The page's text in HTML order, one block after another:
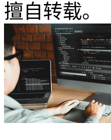
擅自转载。